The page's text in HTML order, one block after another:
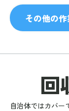
その他の
回
自治体ではカバー